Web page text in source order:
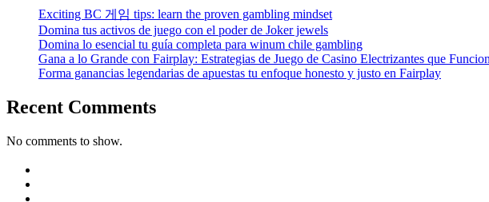
Exciting BC 게임 tips: learn the proven gambling mindset
Domina tus activos de juego con el poder de Joker jewels
Domina lo esencial tu guía completa para winum chile gambling
Gana a lo Grande con Fairplay: Estrategias de Juego de Casino Electrizantes que
Forma ganancias legendarias de apuestas tu enfoque honesto y justo en Fairplay
Recent Comments
No comments to show.
https://vliblogi.emu.ee/
https://loja2.cmbbrasil.com.br/
https://kymasgestao.com.br/conteudo/